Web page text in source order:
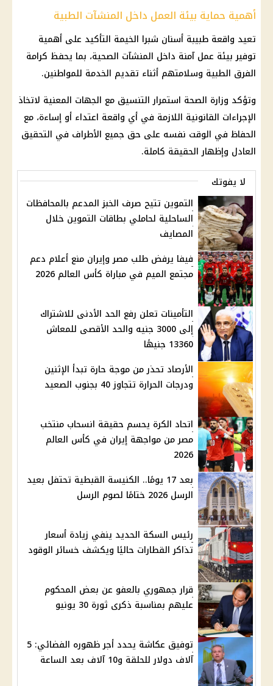
أهمية حماية بيئة العمل داخل المنشآت الطبية
تعيد واقعة طبيبة أسنان شبرا الخيمة التأكيد على أهمية
توفير بيئة عمل آمنة داخل المنشآت الصحية، بما يحفظ كرامة
الفرق الطبية وسلامتهم أثناء تقديم الخدمة للمواطنين.
وتؤكد وزارة الصحة استمرار التنسيق مع الجهات المعنية لاتخاذ
الإجراءات القانونية اللازمة في أي واقعة اعتداء أو إساءة، مع
الحفاظ في الوقت نفسه على حق جميع الأطراف في التحقيق
العادل وإظهار الحقيقة كاملة.
لا يفوتك
التموين تتيح صرف الخبز المدعم بالمحافظات
الساحلية لحاملي بطاقات التموين خلال
المصايف
فيفا يرفض طلب مصر وإيران منع أعلام دعم
مجتمع الميم في مباراة كأس العالم 2026
التأمينات تعلن رفع الحد الأدنى للاشتراك
إلى 3000 جنيه والحد الأقصى للمعاش
13360 جنيهًا
الأرصاد تحذر من موجة حارة تبدأ الإثنين
ودرجات الحرارة تتجاوز 40 بجنوب الصعيد
اتحاد الكرة يحسم حقيقة انسحاب منتخب
مصر من مواجهة إيران في كأس العالم
2026
بعد 17 يومًا.. الكنيسة القبطية تحتفل بعيد
الرسل 2026 ختامًا لصوم الرسل
رئيس السكة الحديد ينفي زيادة أسعار
تذاكر القطارات حاليًا ويكشف خسائر الوقود
قرار جمهوري بالعفو عن بعض المحكوم
عليهم بمناسبة ذكرى ثورة 30 يونيو
توفيق عكاشة يحدد أجر ظهوره الفضائي: 5
آلاف دولار للحلقة و10 آلاف بعد الساعة